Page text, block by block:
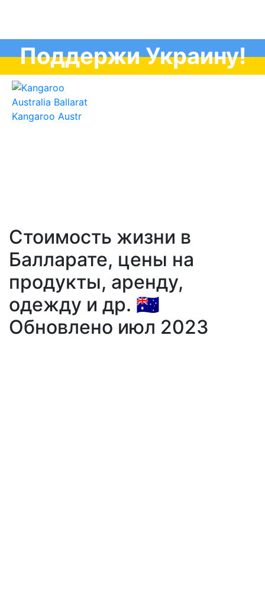
Поддержи Украину!
Стоимость жизни в
Балларате, цены на
продукты, аренду,
одежду и др. 🇦🇺
Обновлено июл 2023